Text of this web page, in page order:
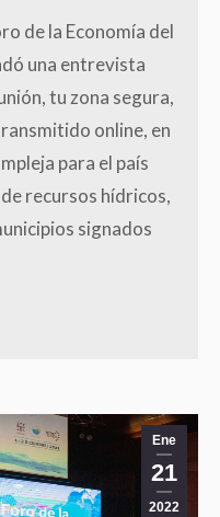
de la Economía del
una entrevista
tu zona segura,
online, en
para el país
recursos hídricos,
signados
Ene
21
2022